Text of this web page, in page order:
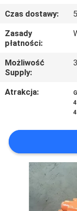
KONTROLA
JAKOŚCI
SIĘ
Z
WSZYSTKIE
PRZYPADKI
Czas dostawy:
Zasady
płatności:
Możliwość
Supply:
Atrakcja: